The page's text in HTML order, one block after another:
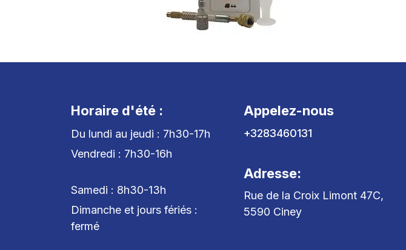
Horaire d'été :
Du lundi au jeudi : 7h30-17h
Vendredi : 7h30-16h
Samedi : 8h30-13h
Dimanche et jours fériés :
fermé
Appelez-nous
+3283460131
Adresse:
Rue de la Croix Limont 47C,
5590 Ciney